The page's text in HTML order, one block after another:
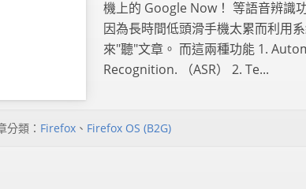
機上的 Google Now！ 等語音辨識
因為長時間低頭滑手機太累而利用
來"聽"文章。 而這兩種功能 1.
Recognition. （ASR） 2. Te...
分類： Firefox 、 Firefox OS (B2G)